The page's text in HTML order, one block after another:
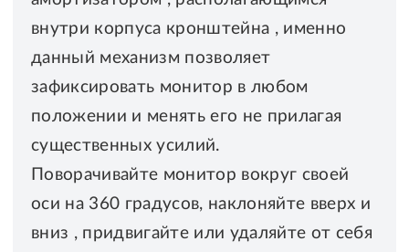
внутри корпуса кронштейна , именно
данный механизм позволяет
зафиксировать монитор в любом
положении и менять его не прилагая
существенных усилий.
Поворачивайте монитор вокруг своей
оси на 360 градусов, наклоняйте вверх и
вниз , придвигайте или удаляйте от себя